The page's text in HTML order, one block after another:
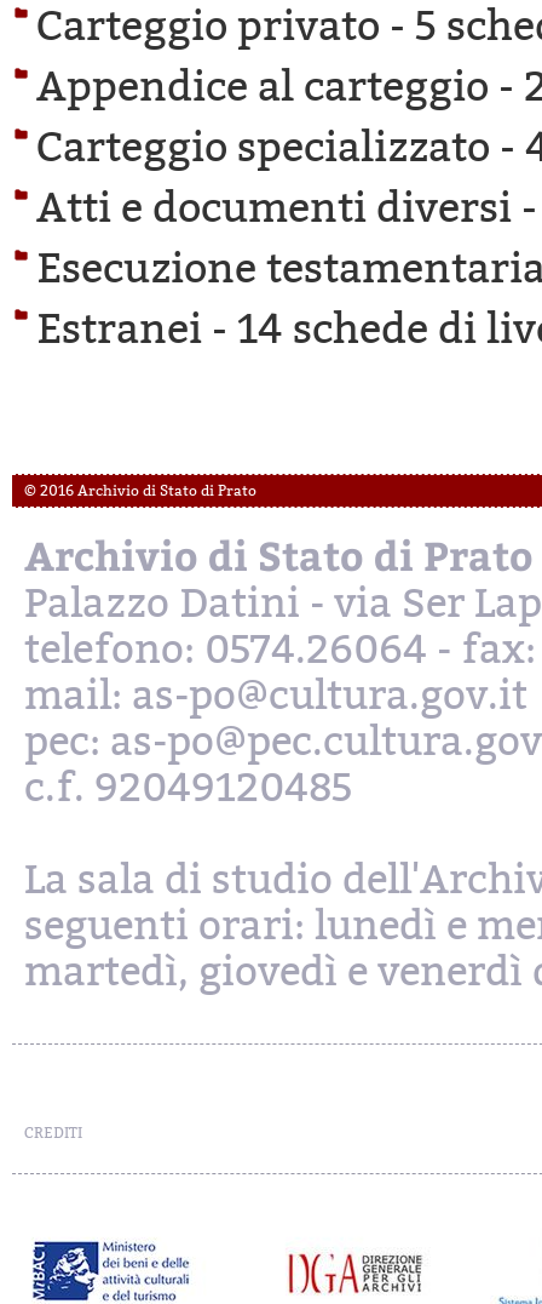
Carteggio privato - 5
Appendice al carteggio -
Carteggio specializzato -
Atti e documenti diversi
Esecuzione
Estranei - 14 schede di
© 2016 Archivio di Stato di Prato
Archivio di Stato di Prato
Palazzo Datini - via Ser
telefono: 0574.26064 - fax:
mail: as-po@cultura.gov.it
pec: as-
c.f. 92049120485
La sala di studio
seguenti orari: lunedì e
martedì, giovedì e venerdì
CREDITI